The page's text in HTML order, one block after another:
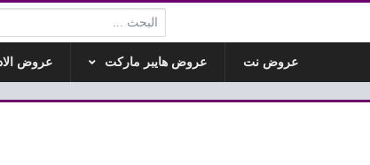
البحث:
عروض نت عروض هايبر ماركت عروض